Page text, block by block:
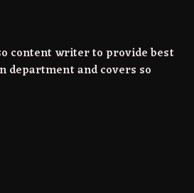
content writer to provide best
department and covers so